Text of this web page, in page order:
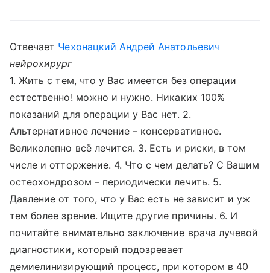
Отвечает Чехонацкий Андрей Анатольевич
нейрохирург
1. Жить с тем, что у Вас имеется без операции
естественно! можно и нужно. Никаких 100%
показаний для операции у Вас нет. 2.
Альтернативное лечение – консервативное.
Великолепно всё лечится. 3. Есть и риски, в том
числе и отторжение. 4. Что с чем делать? С Вашим
остеохондрозом – периодически лечить. 5.
Давление от того, что у Вас есть не зависит и уж
тем более зрение. Ищите другие причины. 6. И
почитайте внимательно заключение врача лучевой
диагностики, который подозревает
демиелинизирующий процесс, при котором в 40